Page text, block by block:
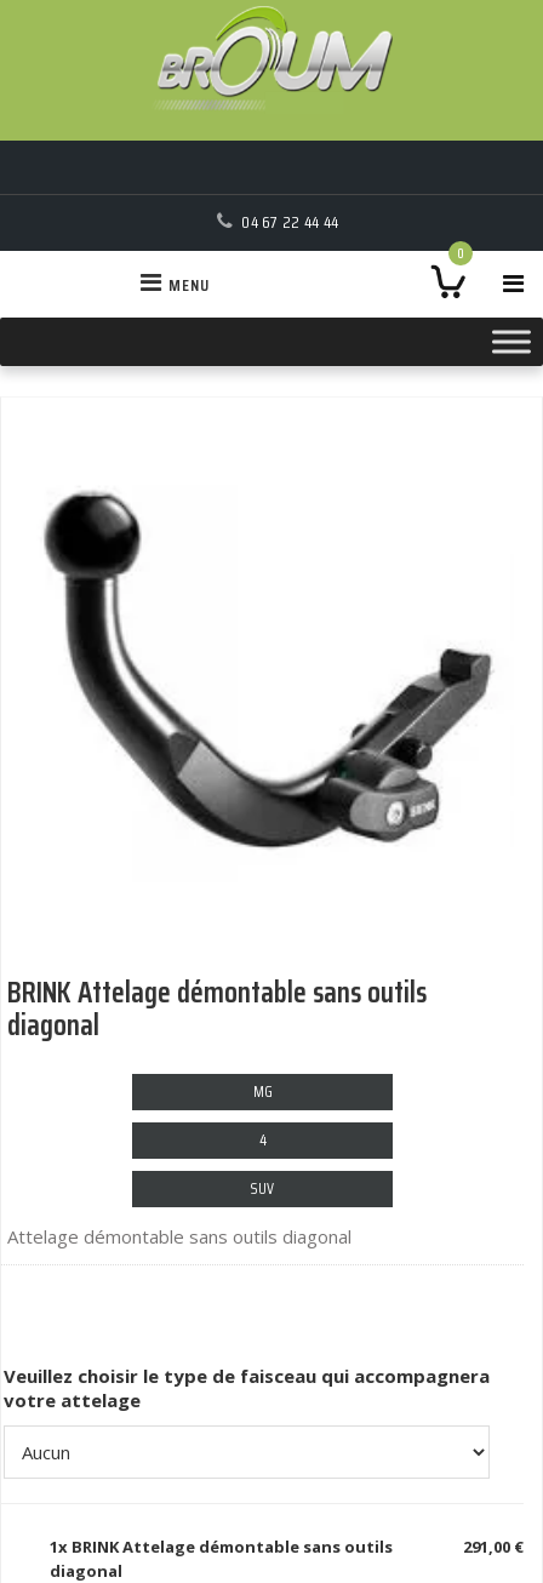
04 67 22 44 44
0
MENU
BRINK Attelage démontable sans outils
diagonal
MG
4
SUV
Attelage démontable sans outils diagonal
Veuillez choisir le type de faisceau qui accompagnera
votre attelage
1x BRINK Attelage démontable sans outils
diagonal
291,00 €